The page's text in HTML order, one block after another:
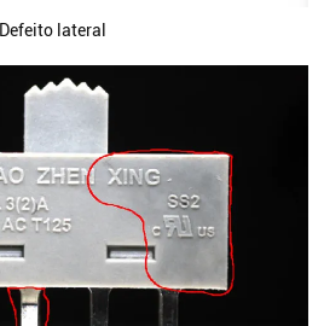
Defeito lateral